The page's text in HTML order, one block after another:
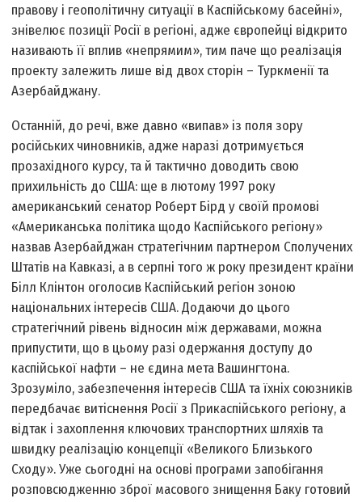
правову і геополітичну ситуації в Каспійському басейні»,
знівелює позиції Росії в регіоні, адже європейці відкрито
називають її вплив «непрямим», тим паче що реалізація
проекту залежить лише від двох сторін – Туркменії та
Азербайджану.
Останній, до речі, вже давно «випав» із поля зору
російських чиновників, адже наразі дотримується
прозахідного курсу, та й тактично доводить свою
прихильність до США: ще в лютому 1997 року
американський сенатор Роберт Бірд у своїй промові
«Американська політика щодо Каспійського регіону»
назвав Азербайджан стратегічним партнером Сполучених
Штатів на Кавказі, а в серпні того ж року президент країни
Білл Клінтон оголосив Каспійський регіон зоною
національних інтересів США. Додаючи до цього
стратегічний рівень відносин між державами, можна
припустити, що в цьому разі одержання доступу до
каспійської нафти – не єдина мета Вашингтона.
Зрозуміло, забезпечення інтересів США та їхніх союзників
передбачає витіснення Росії з Прикаспійського регіону, а
відтак і захоплення ключових транспортних шляхів та
швидку реалізацію концепції «Великого Близького
Сходу». Уже сьогодні на основі програми запобігання
розповсюдженню зброї масового знищення Баку готовий